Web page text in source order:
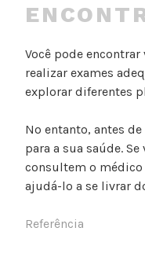
Você pode
realizar exames
explorar diferentes
No entanto, antes
para a sua saúde.
consultem o
ajudá-lo a se livrar
Referência